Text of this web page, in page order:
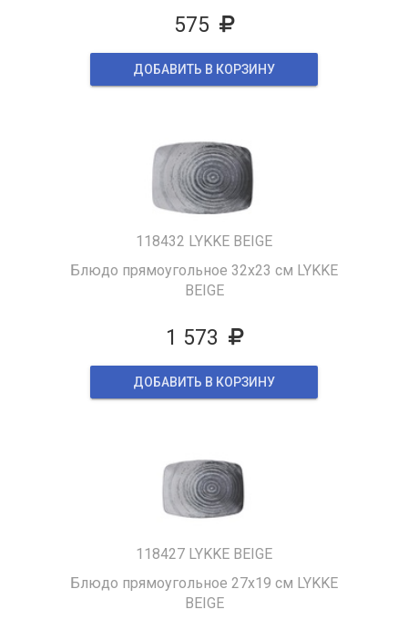
575
ДОБАВИТЬ В КОРЗИНУ
118432 LYKKE BEIGE
Блюдо прямоугольное 32х23 см LYKKE
BEIGE
1 573
ДОБАВИТЬ В КОРЗИНУ
118427 LYKKE BEIGE
Блюдо прямоугольное 27х19 см LYKKE
BEIGE